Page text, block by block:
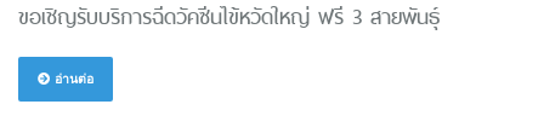
ขอเชิญรับบริการฉีดวัคซีนไข้หวัดใหญ่ ฟรี 3 สายพันธ์ุ
อ่านต่อ